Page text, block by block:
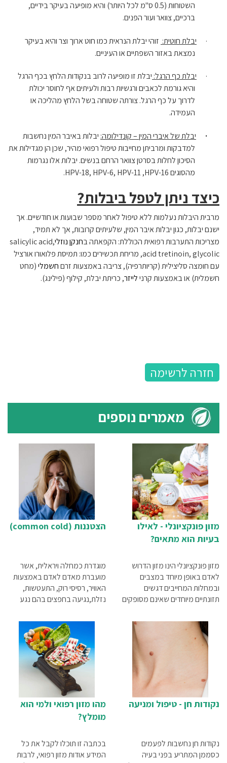
השטוחות (0.5 ס"מ לכל היותר) והיא מופיעה בעיקר בידיים,
ברכיים, צוואר ועור הפנים.
· יבלת חוטית: זוהי יבלת הנראית כמו חוט ארוך וצר והיא בעיקר
נמצאת באזור השפתיים או העיניים.
· יבלת כף הרגל: יבלת זו מופיעה לרוב בנקודות הלחץ בכף הרגל
והיא גורמת לכאבים ורגשיות רבות ולעיתים אף לחוסר יכולת
לדרוך על כף הרגל. צורתה שטוחה בשל הלחץ מהליכה או
העמידה.
· יבלת של איברי המין – קונדילומה: יבלות באיבר המין נחשבות
למדבקות ומרביתן מחייבות טיפול רפואי מהיר, שכן הן מגדילות את
הסיכון לחלות בסרטן צוואר הרחם בנשים. יבלות אלו נגרמות
מהסוגיםHPV-18, HPV-6, HPV-11 ,HPV-16
.
כיצד ניתן לטפל ביבלות?
מרבית היבלות נעלמות ללא טיפול לאחר מספר שבועות או חודשיים. אך
ישנם יבלות, כגון יבלות איבר המין, שלעיתים קרובות, אך לא תמיד,
מצריכות התערבות רפואית הכוללת: הקפאתה בחנקן נוזליsalicylic acid,
tretinoin, glycolic
acid, מריחת תכשירים כמו: תמיסת פלואורו אורציל
עם חומצה סליצילית (קריותרפיה), צריבה באמצעות זרםחשמלי(מחט
חשמלית) או באמצעות קרנילייזר, כריתת יבלת, קילוף (פילינג).
חזרה לרשימה
מאמרים נוספים
הצטננות (common cold)
מוגדרת כמחלה ויראלית, אשר
מועברת מאדם לאדם באמצעות
האוויר, רסיסי רוק, התעטשות,
נזלת,נגיעה בחפצים בהם נגע
נגרמת בשל וירוסים ונגיפים שונים.
מזון פונקציונלי - לאילו
בעיות הוא מתאים?
מזון פונקציונלי הינו מזון הדרוש
לאדם באופן מיוחד במצבים
ובמחלות המחייבים דגשים
תזונתיים מיוחדים שאינם מסופקים
מהו מזון רפואי ולמי הוא
מומלץ?
בכתבה זו תוכלו לקבל את כל
המידע אודות מזון רפואי, לרבות
נקודות חן - טיפול ומניעה
נקודות חן נחשבות לפעמים
כסממן המתריע בפני בעיה